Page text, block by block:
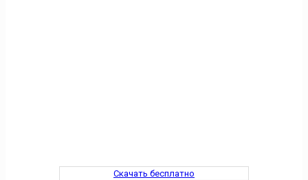
Скачать бесплатно